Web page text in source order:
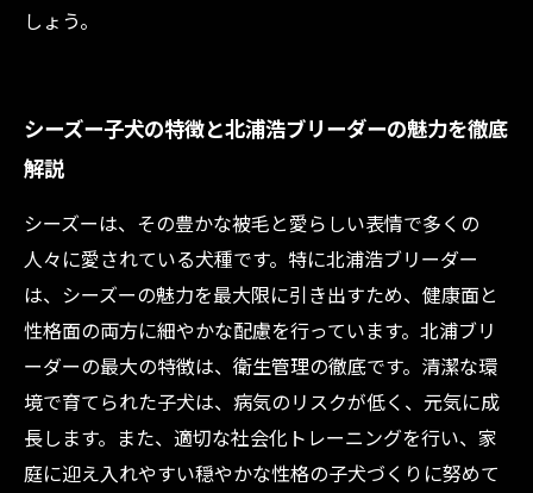
しょう。
シーズー子犬の特徴と北浦浩ブリーダーの魅力を徹底
解説
シーズーは、その豊かな被毛と愛らしい表情で多くの
人々に愛されている犬種です。特に北浦浩ブリーダー
は、シーズーの魅力を最大限に引き出すため、健康面と
性格面の両方に細やかな配慮を行っています。北浦ブリ
ーダーの最大の特徴は、衛生管理の徹底です。清潔な環
境で育てられた子犬は、病気のリスクが低く、元気に成
長します。また、適切な社会化トレーニングを行い、家
庭に迎え入れやすい穏やかな性格の子犬づくりに努めて